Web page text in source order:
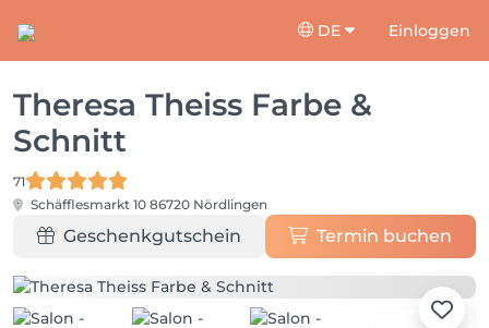
DE Einloggen
Theresa Theiss Farbe &
Schnitt
71
Schäfflesmarkt 10 86720 Nördlingen
Geschenkgutschein Termin buchen